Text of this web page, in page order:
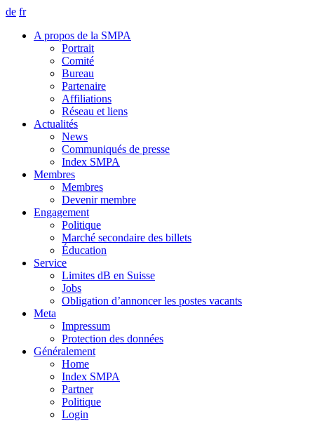
de fr
A propos de la SMPA
Portrait
Comité
Bureau
Partenaire
Affiliations
Réseau et liens
Actualités
News
Communiqués de presse
Index SMPA
Membres
Membres
Devenir membre
Engagement
Politique
Marché secondaire des billets
Éducation
Service
Limites dB en Suisse
Jobs
Obligation d’annoncer les postes vacants
Meta
Impressum
Protection des données
Généralement
Home
Index SMPA
Partner
Politique
Login